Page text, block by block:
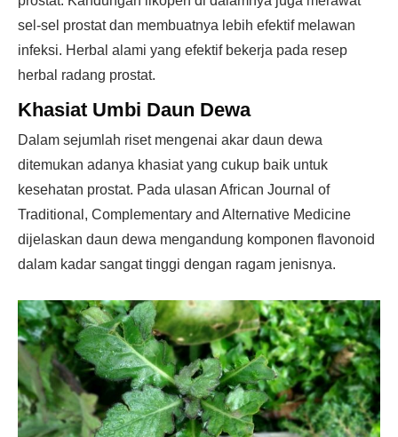
sel-sel prostat dan membuatnya lebih efektif melawan
infeksi. Herbal alami yang efektif bekerja pada resep
herbal radang prostat.
Khasiat Umbi Daun Dewa
Dalam sejumlah riset mengenai akar daun dewa
ditemukan adanya khasiat yang cukup baik untuk
kesehatan prostat. Pada ulasan African Journal of
Traditional, Complementary and Alternative Medicine
dijelaskan daun dewa mengandung komponen flavonoid
dalam kadar sangat tinggi dengan ragam jenisnya.